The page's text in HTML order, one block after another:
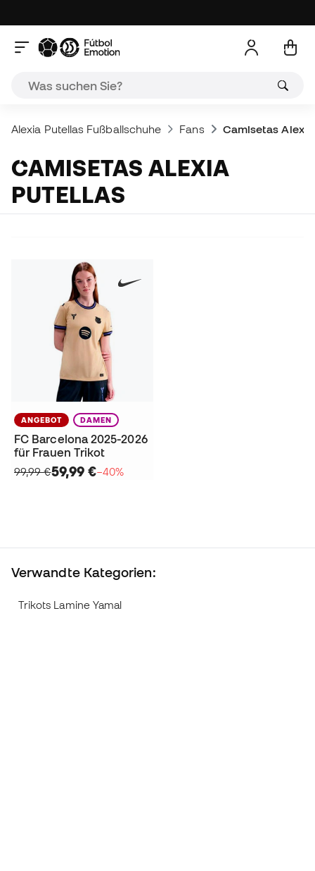
Alexia Putellas Fußballschuhe Fans Camisetas
CAMISETAS ALEXIA
PUTELLAS
ANGEBOT DAMEN
FC Barcelona 2025-2026
für Frauen Trikot
99,99 €59,99 €−40%
Verwandte Kategorien:
Trikots Lamine Yamal